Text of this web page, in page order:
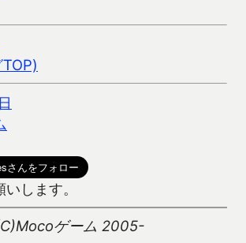
します。
ゲーム 2005-